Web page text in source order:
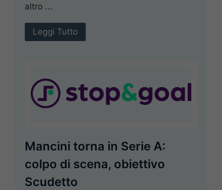
altro ...
Leggi Tutto
Mancini torna in Serie A:
colpo di scena, obiettivo
Scudetto